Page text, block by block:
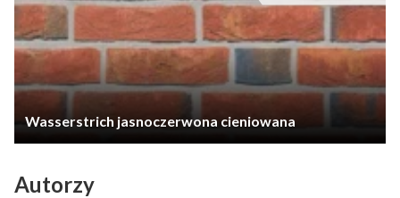
Wasserstrich jasnoczerwona cieniowana
Autorzy